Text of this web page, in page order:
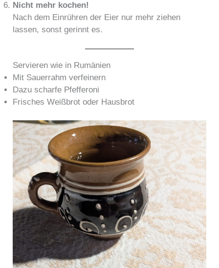
Nicht mehr kochen!
Nach dem Einrühren der Eier nur mehr ziehen
lassen, sonst gerinnt es.
Servieren wie in Rumänien
Mit Sauerrahm verfeinern
Dazu scharfe Pfefferoni
Frisches Weißbrot oder Hausbrot